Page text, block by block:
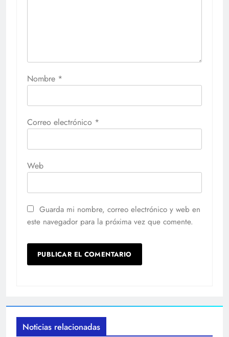
Nombre *
Correo electrónico *
Web
Guarda mi nombre, correo electrónico y web en
este navegador para la próxima vez que comente.
Noticias relacionadas